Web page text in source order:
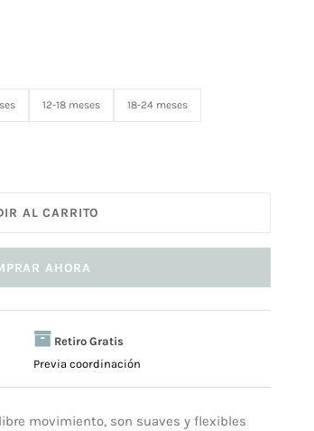
12-18 meses 18-24 meses
AL CARRITO
AHORA
Retiro Gratis
Previa coordinación
movimiento, son suaves y flexibles